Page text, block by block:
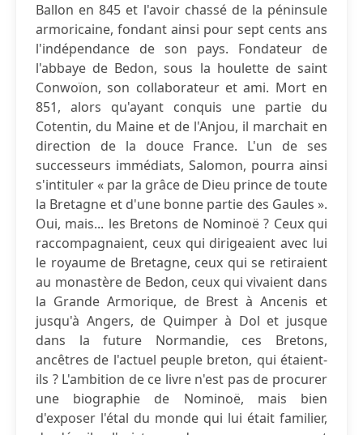
Ballon en 845 et l'avoir chassé de la péninsule
armoricaine, fondant ainsi pour sept cents ans
l'indépendance de son pays. Fondateur de
l'abbaye de Bedon, sous la houlette de saint
Conwoïon, son collaborateur et ami. Mort en
851, alors qu'ayant conquis une partie du
Cotentin, du Maine et de l'Anjou, il marchait en
direction de la douce France. L'un de ses
successeurs immédiats, Salomon, pourra ainsi
s'intituler « par la grâce de Dieu prince de toute
la Bretagne et d'une bonne partie des Gaules ».
Oui, mais... les Bretons de Nominoë ? Ceux qui
raccompagnaient, ceux qui dirigeaient avec lui
le royaume de Bretagne, ceux qui se retiraient
au monastère de Bedon, ceux qui vivaient dans
la Grande Armorique, de Brest à Ancenis et
jusqu'à Angers, de Quimper à Dol et jusque
dans la future Normandie, ces Bretons,
ancêtres de l'actuel peuple breton, qui étaient-
ils ? L'ambition de ce livre n'est pas de procurer
une biographie de Nominoë, mais bien
d'exposer l'étal du monde qui lui était familier,